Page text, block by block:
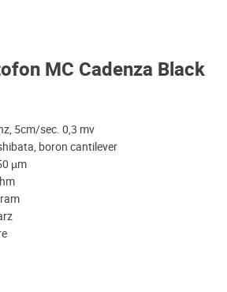
MC Cadenza Black
5cm/sec. 0,3 mv
boron cantilever
µm